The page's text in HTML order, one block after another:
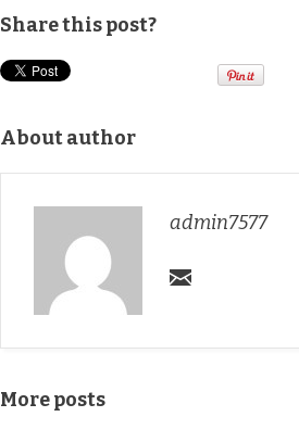
Share this post?
About author
admin7577
More posts